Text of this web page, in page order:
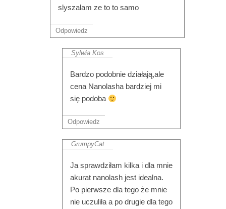
slyszalam ze to to samo
Odpowiedz
Sylwia Kos
Bardzo podobnie działają,ale
cena Nanolasha bardziej mi
się podoba
Odpowiedz
GrumpyCat
Ja sprawdziłam kilka i dla mnie
akurat nanolash jest idealna.
Po pierwsze dla tego że mnie
nie uczuliła a po drugie dla tego